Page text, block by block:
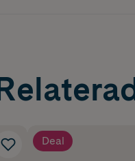
Deal